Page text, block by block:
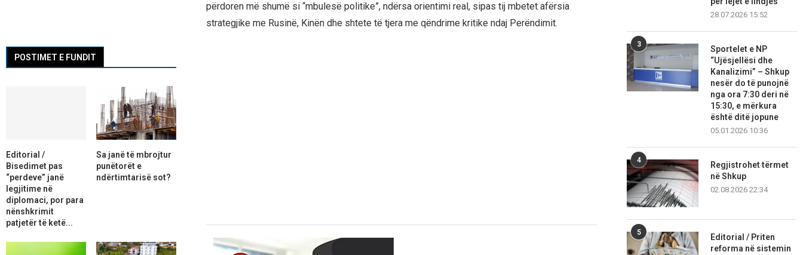
përdoren më shumë si “mbulesë politike”, ndërsa orientimi real, sipas tij mbetet afërsia
strategjike me Rusinë, Kinën dhe shtete të tjera me qëndrime kritike ndaj Perëndimit.
28.07.2026 15:52
3
Sportelet e NP
“Ujësjellësi dhe
Kanalizimi” – Shkup
nesër do të punojnë
nga ora 7:30 deri në
15:30, e mërkura
është ditë jopune
05.01.2026 10:36
4
Regjistrohet tërmet
në Shkup
02.08.2026 22:34
5
Editorial / Priten
reforma në sistemin
POSTIMET E FUNDIT
Editorial /
Bisedimet pas
“perdeve” janë
legjitime në
diplomaci, por para
nënshkrimit
patjetër të ketë...
Sa janë të mbrojtur
punëtorët e
ndërtimtarisë sot?